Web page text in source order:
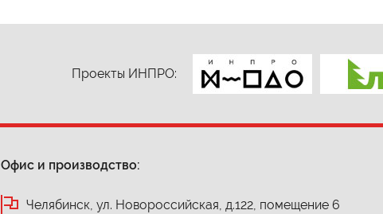
Проекты ИНПРО:
Офис и производство:
Челябинск, ул. Новороссийская, д.122, помещение 6